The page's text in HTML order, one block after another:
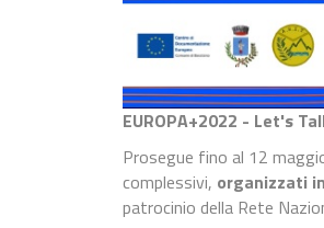
EUROPA+2022 - Let's
Prosegue fino al 12
complessivi, organizzati
patrocinio della Rete